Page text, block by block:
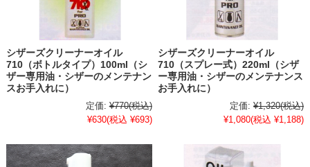
シザーズクリーナーオイル
710（ボトルタイプ）100ml（シ
ザー専用油・シザーのメンテナン
スお手入れに）
定価: ¥770(税込)
¥630(税込 ¥693)
シザーズクリーナーオイル
710（スプレー式）220ml（シザ
ー専用油・シザーのメンテナンス
お手入れに）
定価: ¥1,320(税込)
¥1,080(税込 ¥1,188)